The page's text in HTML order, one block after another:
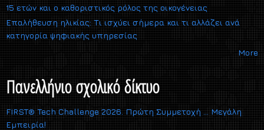
15 ετών και ο καθοριστικός ρόλος της οικογένειας
Επαλήθευση ηλικίας: Τι ισχύει σήμερα και τι αλλάζει ανά
κατηγορία ψηφιακής υπηρεσίας
More
Πανελλήνιο σχολικό δίκτυο
FIRST® Tech Challenge 2026. Πρώτη Συμμετοχή … Μεγάλη
Εμπειρία!